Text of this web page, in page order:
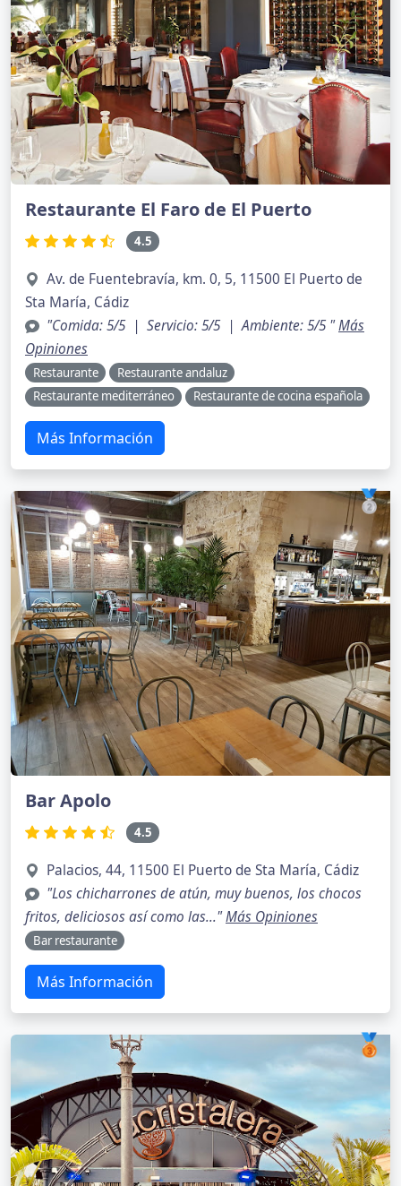
Restaurante El Faro de El Puerto
4.5
Av. de Fuentebravía, km. 0, 5, 11500 El Puerto de
Sta María, Cádiz
"Comida: 5/5 | Servicio: 5/5 | Ambiente: 5/5 "Más
Opiniones
Restaurante
Restaurante andaluz
Restaurante mediterráneo
Restaurante de cocina española
Más Información
🥈
Bar Apolo
4.5
Palacios, 44, 11500 El Puerto de Sta María, Cádiz
"Los chicharrones de atún, muy buenos, los chocos
fritos, deliciosos así como las..."Más Opiniones
Bar restaurante
Más Información
🥉